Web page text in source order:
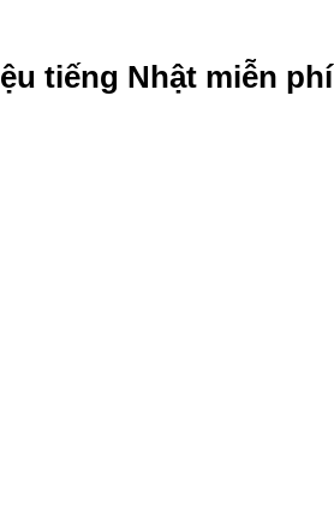
tiếng Nhật miễn phí